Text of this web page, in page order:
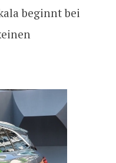
beginnt bei